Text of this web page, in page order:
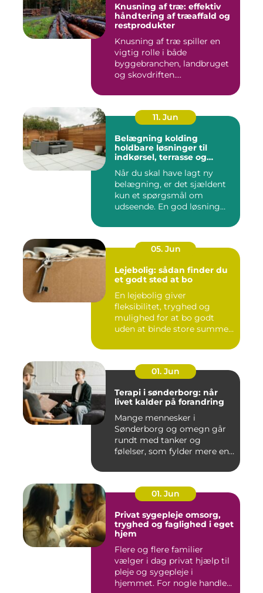
Knusning af træ: effektiv
håndtering af træaffald og
restprodukter
Knusning af træ spiller en
vigtig rolle i både
byggebranchen, landbruget
og skovdriften....
11. Jun
Belægning kolding
holdbare løsninger til
indkørsel, terrasse og
Når du skal have lagt ny
belægning, er det sjældent
kun et spørgsmål om
udseende. En god løsning
05. Jun
Lejebolig: sådan finder du
et godt sted at bo
En lejebolig giver
fleksibilitet, tryghed og
mulighed for at bo godt
uden at binde store summer
01. Jun
Terapi i sønderborg: når
livet kalder på forandring
Mange mennesker i
Sønderborg og omegn går
rundt med tanker og
følelser, som fylder mere end
01. Jun
Privat sygepleje omsorg,
tryghed og faglighed i eget
hjem
Flere og flere familier
vælger i dag privat hjælp til
pleje og sygepleje i
hjemmet. For nogle handle...